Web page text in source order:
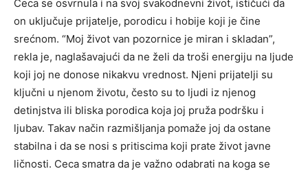
Ceca se osvrnula i na svoj svakodnevni život, ističući da
on uključuje prijatelje, porodicu i hobije koji je čine
srećnom. “Moj život van pozornice je miran i skladan”,
rekla je, naglašavajući da ne želi da troši energiju na ljude
koji joj ne donose nikakvu vrednost. Njeni prijatelji su
ključni u njenom životu, često su to ljudi iz njenog
detinjstva ili bliska porodica koja joj pruža podršku i
ljubav. Takav način razmišljanja pomaže joj da ostane
stabilna i da se nosi s pritiscima koji prate život javne
ličnosti. Ceca smatra da je važno odabrati na koga se